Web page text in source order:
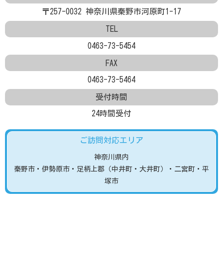
〒257-0032 神奈川県秦野市河原町1-17
TEL
0463-73-5454
FAX
0463-73-5464
受付時間
24時間受付
ご訪問対応エリア
神奈川県内
秦野市 ・伊勢原市 ・足柄上郡（中井町・大井町）
・二宮町・平
塚市